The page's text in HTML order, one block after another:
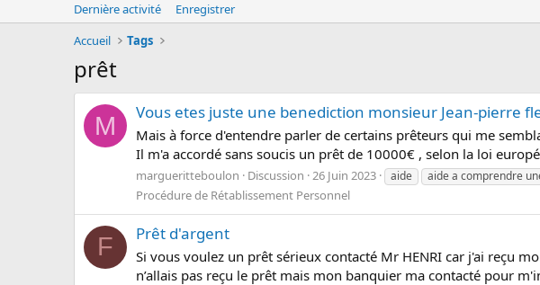
Dernière activité
Enregistrer
Accueil
Tags
prêt
M Vous etes juste une benediction monsieur Jean-pierre
Mais à force d'entendre parler de certains prêteurs qui me
Il m'a accordé sans soucis un prêt de 10000€ , selon la loi
margueritteboulon Discussion 26 Juin 2023 aide aide a comprendre
Procédure de Rétablissement Personnel
F Prêt d'argent
Si vous voulez un prêt sérieux contacté Mr HENRI car j'ai reçu
n’allais pas reçu le prêt mais mon banquier ma contacté pour